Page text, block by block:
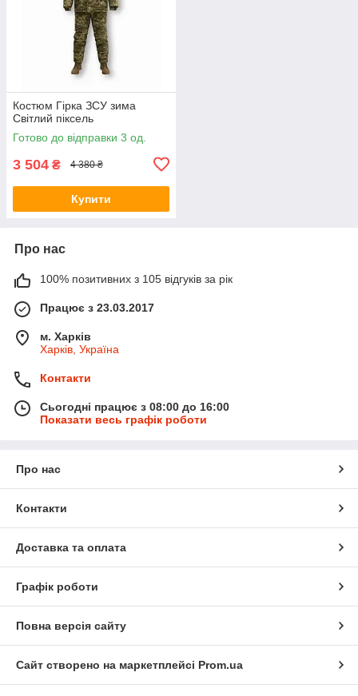
Костюм Гірка ЗСУ зима
Світлий піксель
Готово до відправки 3 од.
3 504 ₴ 4 380 ₴
Купити
Про нас
100% позитивних з 105 відгуків за рік
Працює з 23.03.2017
м. Харків
Харків, Україна
Контакти
Сьогодні працює з 08:00 до 16:00
Показати весь графік роботи
Про нас
Контакти
Доставка та оплата
Графік роботи
Повна версія сайту
Сайт створено на маркетплейсі Prom.ua